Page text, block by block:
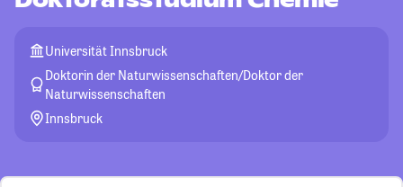
Universität Innsbruck
Doktorin der Naturwissenschaften/Doktor der
Naturwissenschaften
Innsbruck